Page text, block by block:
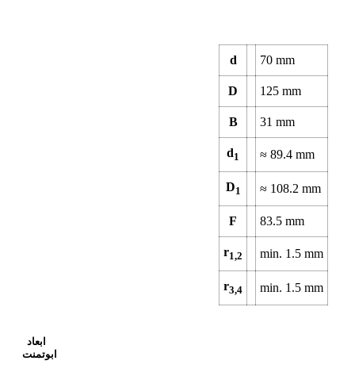
d 70mm
D 125mm
B 31mm
d1 ≈ 89.4mm
D1 ≈ 108.2mm
F 83.5mm
r1,2 min. 1.5mm
r3,4 min. 1.5mm
ابعاد
ابوتمنت